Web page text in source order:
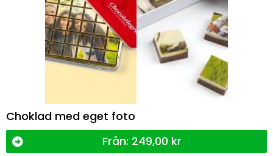
Choklad med eget foto
Från: 249,00 kr